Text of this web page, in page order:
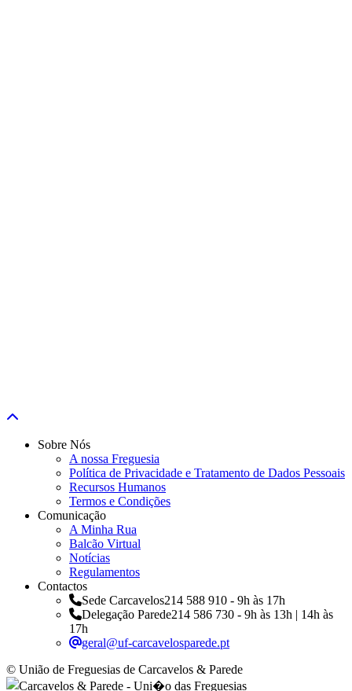
Sobre Nós
A nossa Freguesia
Política de Privacidade e Tratamento de Dados Pessoais
Recursos Humanos
Termos e Condições
Comunicação
A Minha Rua
Balcão Virtual
Notícias
Regulamentos
Contactos
Sede Carcavelos214 588 910 - 9h às 17h
Delegação Parede214 586 730 - 9h às 13h | 14h às
17h
geral@uf-carcavelosparede.pt
© União de Freguesias de Carcavelos & Parede